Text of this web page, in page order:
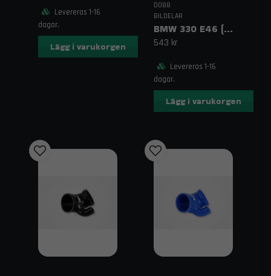
Levereras 1-16
dagar.
Lägg i varukorgen
DO88
BILDELAR
BMW 330 E46 (01–06) Slang spjällhus Blå
543 kr
Levereras 1-16
dagar.
Lägg i varukorgen